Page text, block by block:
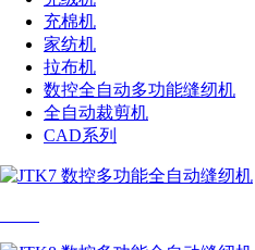
充棉机
家纺机
拉布机
数控全自动多功能缝纫机
全自动裁剪机
CAD系列